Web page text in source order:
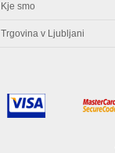
Kje smo
Trgovina v Ljubljani